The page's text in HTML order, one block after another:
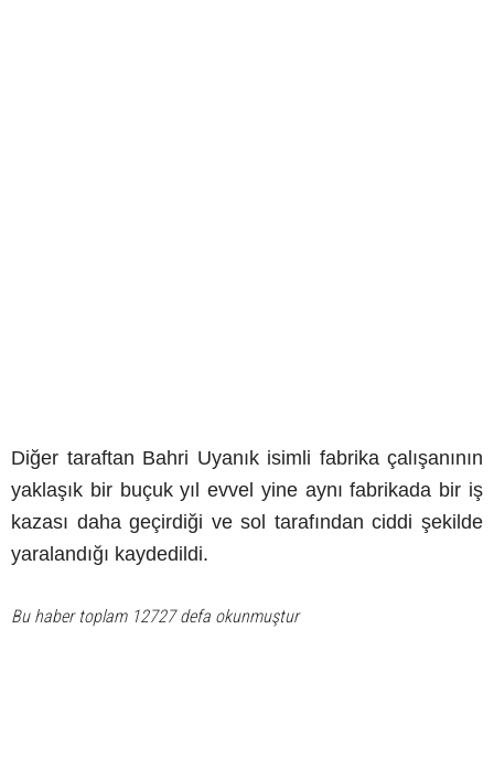
Diğer taraftan Bahri Uyanık isimli fabrika çalışanının
yaklaşık bir buçuk yıl evvel yine aynı fabrikada bir iş
kazası daha geçirdiği ve sol tarafından ciddi şekilde
yaralandığı kaydedildi.
Bu haber toplam 12727 defa okunmuştur